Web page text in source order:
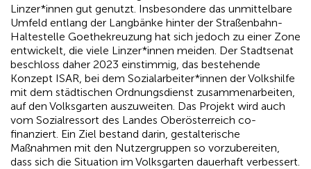
Linzer*innen gut genutzt. Insbesondere das unmittelbare
Umfeld entlang der Langbänke hinter der Straßenbahn-
Haltestelle Goethekreuzung hat sich jedoch zu einer Zone
entwickelt, die viele Linzer*innen meiden. Der Stadtsenat
beschloss daher 2023 einstimmig, das bestehende
Konzept ISAR, bei dem Sozialarbeiter*innen der Volkshilfe
mit dem städtischen Ordnungsdienst zusammenarbeiten,
auf den Volksgarten auszuweiten. Das Projekt wird auch
vom Sozialressort des Landes Oberösterreich co-
finanziert. Ein Ziel bestand darin, gestalterische
Maßnahmen mit den Nutzergruppen so vorzubereiten,
dass sich die Situation im Volksgarten dauerhaft verbessert.